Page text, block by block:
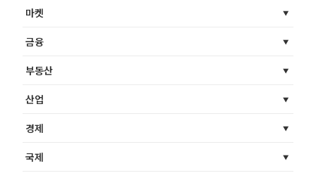
마켓
금융
부동산
산업
경제
국제